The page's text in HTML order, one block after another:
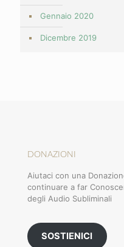
Gennaio 2020
Dicembre 2019
DONAZIONI
Aiutaci con una
continuare a far
degli Audio Subliminali
SOSTIENICI